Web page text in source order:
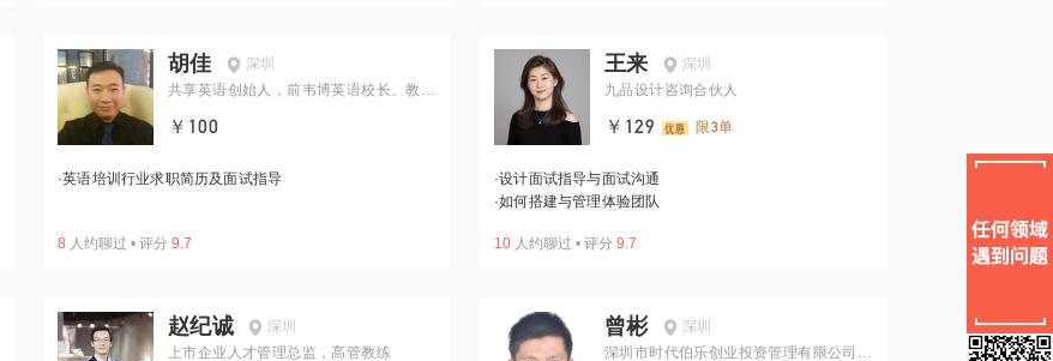
胡佳
深圳
共享英语创始人，前韦博英语校长、教学
￥100
·英语培训行业求职简历及面试指导
8 人约聊过 • 评分 9.7
王来
深圳
九品设计咨询合伙人
￥129 限3单
·设计面试指导与面试沟通
·如何搭建与管理体验团队
10 人约聊过 • 评分 9.7
赵纪诚
深圳
上市企业人才管理总监，高管教练
曾彬
深圳
深圳市时代伯乐创业投资管理有限公司合